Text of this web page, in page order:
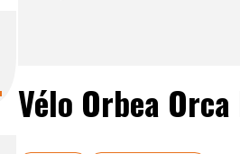
Vélo Orbea